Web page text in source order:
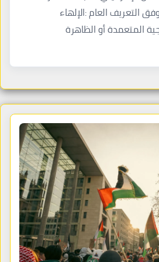
التعريف العام :الإلهاء
المتعمدة أو الظاهرة